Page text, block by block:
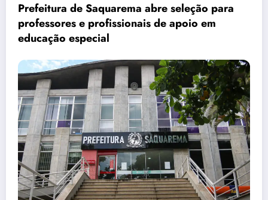
Prefeitura de Saquarema abre seleção para
professores e profissionais de apoio em
educação especial